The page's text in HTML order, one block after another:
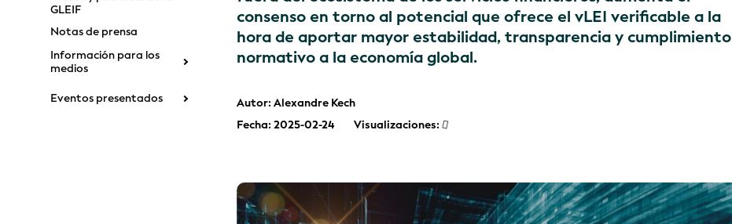
GLEIF
Notas de prensa
Información para los
medios
Eventos presentados
consenso en torno al potencial que ofrece el vLEI verificable a la
hora de aportar mayor estabilidad, transparencia y cumplimiento
normativo a la economía global.
Autor: Alexandre Kech
Fecha: 2025-02-24
Visualizaciones: